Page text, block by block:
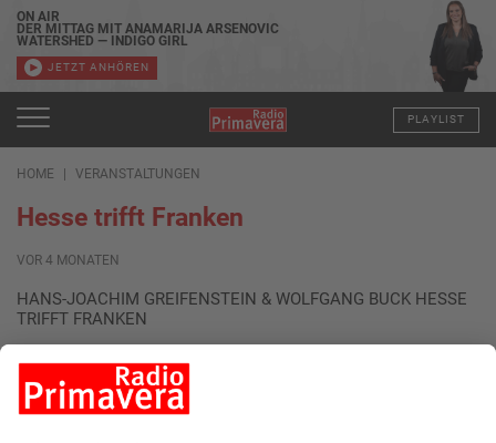
ON AIR
DER MITTAG MIT ANAMARIJA ARSENOVIC
WATERSHED — INDIGO GIRL
JETZT ANHÖREN
PLAYLIST
HOME VERANSTALTUNGEN
Hesse trifft Franken
VOR 4 MONATEN
HANS-JOACHIM GREIFENSTEIN & WOLFGANG BUCK HESSE
TRIFFT FRANKEN
aus Franken, und Hans-Joachim Greifenstein,
schläschtbabbelnde Wortschleuder aus Hessen, haben so
einiges gemeinsam: Beide waren hauptamtliche